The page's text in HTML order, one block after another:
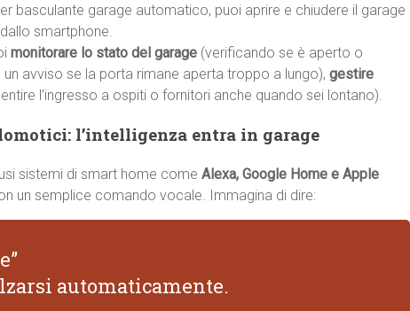
basculante garage automatico, puoi aprire e chiudere il garage
smartphone.
monitorare lo stato del garage (verificando se è aperto o
un avviso se la porta rimane aperta troppo a lungo), gestire
l’ingresso a ospiti o fornitori anche quando sei lontano).
l’intelligenza entra in garage
sistemi di smart home come Alexa, Google Home e Apple
un semplice comando vocale. Immagina di dire:
automaticamente.